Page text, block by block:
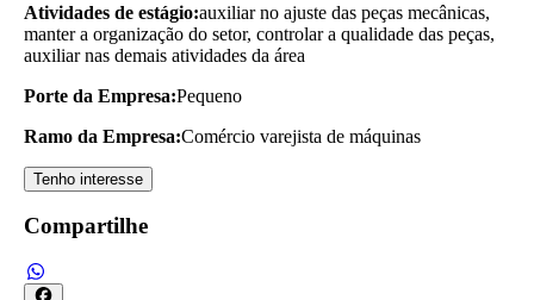
Atividades de estágio:auxiliar no ajuste das peças mecânicas,
manter a organização do setor, controlar a qualidade das peças,
auxiliar nas demais atividades da área
Porte da Empresa:Pequeno
Ramo da Empresa:Comércio varejista de máquinas
Tenho interesse
Compartilhe